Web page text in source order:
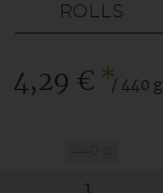
ROLLS
4,29 € */ 440 g